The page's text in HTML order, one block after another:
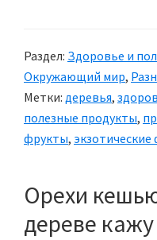
Раздел: Здоровье и
Окружающий мир,
Метки: деревья,
полезные продукты,
фрукты,
Орехи
дереве кажу